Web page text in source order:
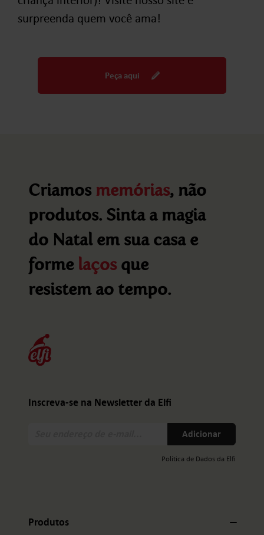
surpreenda quem você ama!
Peça aqui
Criamos memórias, não
produtos. Sinta a magia
do Natal em sua casa e
forme laçosque
resistem ao tempo.
Inscreva-se na Newsletter da Elfi
Adicionar
Política de Dados da Elfi
Produtos